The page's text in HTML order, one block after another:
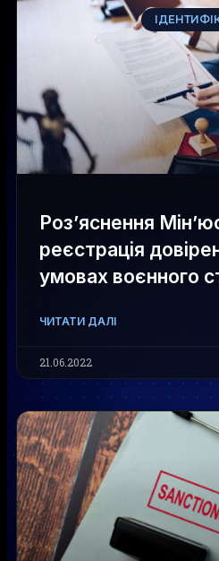
Роз’яснення
реєстрація
умовах воєнного
ЧИТАТИ ДАЛІ
21.06.2022